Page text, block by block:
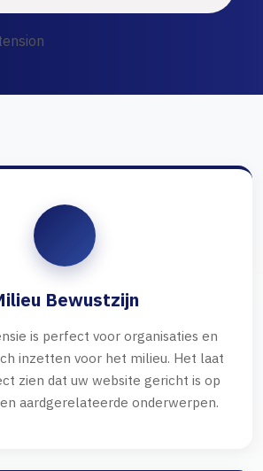
Bewustzijn
is perfect voor organisaties en
inzetten voor het milieu. Het laat
zien dat uw website gericht is op
aardgerelateerde onderwerpen.